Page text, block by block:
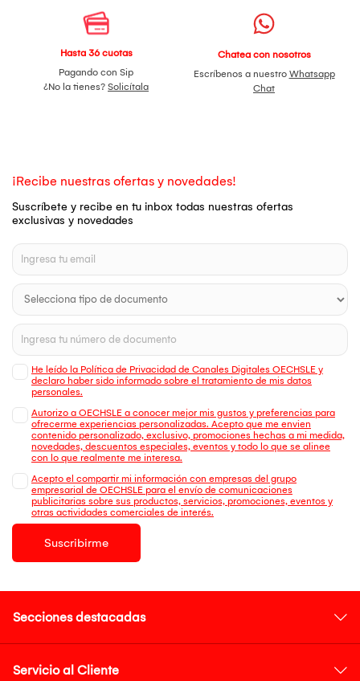
Hasta 36 cuotas
Pagando con Sip
¿No la tienes? Solicítala
Chatea con nosotros
Escríbenos a nuestro Whatsapp
Chat
¡Recibe nuestras ofertas y novedades!
Suscríbete y recibe en tu inbox todas nuestras ofertas
exclusivas y novedades
He leído la Política de Privacidad de Canales Digitales OECHSLE y
declaro haber sido informado sobre el tratamiento de mis datos
personales.
Autorizo a OECHSLE a conocer mejor mis gustos y preferencias para
ofrecerme experiencias personalizadas. Acepto que me envien
contenido personalizado, exclusivo, promociones hechas a mi medida,
novedades, descuentos especiales, eventos y todo lo que se alinee
con lo que realmente me interesa.
Acepto el compartir mi información con empresas del grupo
empresarial de OECHSLE para el envío de comunicaciones
publicitarias sobre sus productos, servicios, promociones, eventos y
otras actividades comerciales de interés.
Suscribirme
Secciones destacadas
Servicio al Cliente